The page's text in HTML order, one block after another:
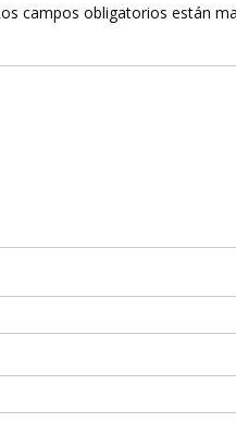
campos obligatorios están